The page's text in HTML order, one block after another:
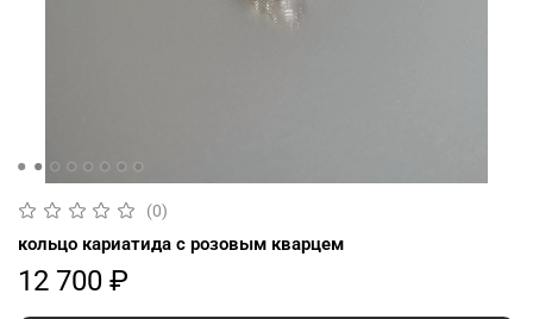
(0)
кольцо кариатида с розовым кварцем
12 700 ₽